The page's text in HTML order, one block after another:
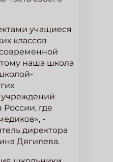
учащиеся
классов
наша школа
учреждений
где
-
директора
Дягилева.